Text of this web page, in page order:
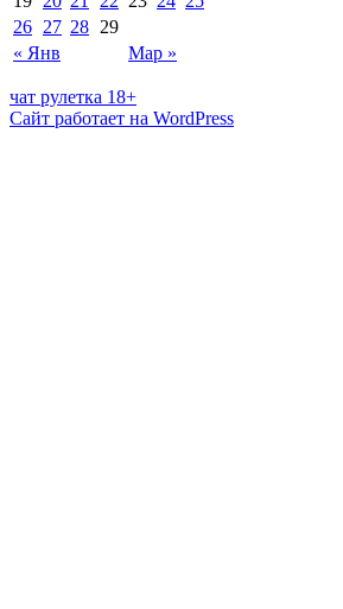
« Янв Мар »
26 27 28 29
чат рулетка 18+
Сайт работает на WordPress